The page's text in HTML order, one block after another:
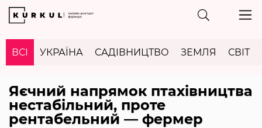
ВСІ УКРАЇНА САДІВНИЦТВО ЗЕМЛЯ СВІТ
Яєчний напрямок птахівництва
нестабільний, проте
рентабельний — фермер